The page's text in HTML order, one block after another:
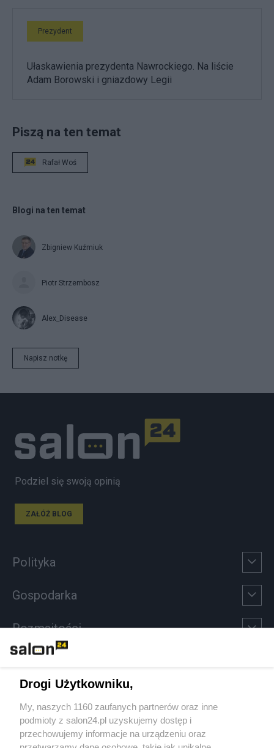
Prezydent
Ułaskawienia prezydenta Nawrockiego. Na liście
Adam Borowski i gniazdowy Legii
Piszą na ten temat
Rafał Woś
Blogi na ten temat
Zbigniew Kuźmiuk
Piotr Strzembosz
Alex_Disease
Napisz notkę
Podziel się swoją opinią
ZAŁÓŻ BLOG
Polityka
Gospodarka
Rozmaitości
Sport
Społeczeństwo
Drogi Użytkowniku,
My, naszych 1160 zaufanych partnerów oraz inne
podmioty z salon24.pl uzyskujemy dostęp i
przechowujemy informacje na urządzeniu oraz